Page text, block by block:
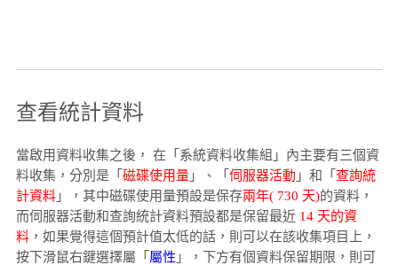
查看統計資料
當啟用資料收集之後， 在「系統資料收集組」內主要有三個資
料收集，分別是「 磁碟使用量」、「 伺服器活動 」和「 查詢統
計資料」，其中磁碟使用量預設是保存兩年( 730 天)的資料，
而伺服器活動和查詢統計資料預設都是保留最近 14 天的資
料，如果覺得這個預計值太低的話，則可以在該收集項目上，
按下滑鼠右鍵選擇屬「 屬性 」，下方有個資料保留期限，則可